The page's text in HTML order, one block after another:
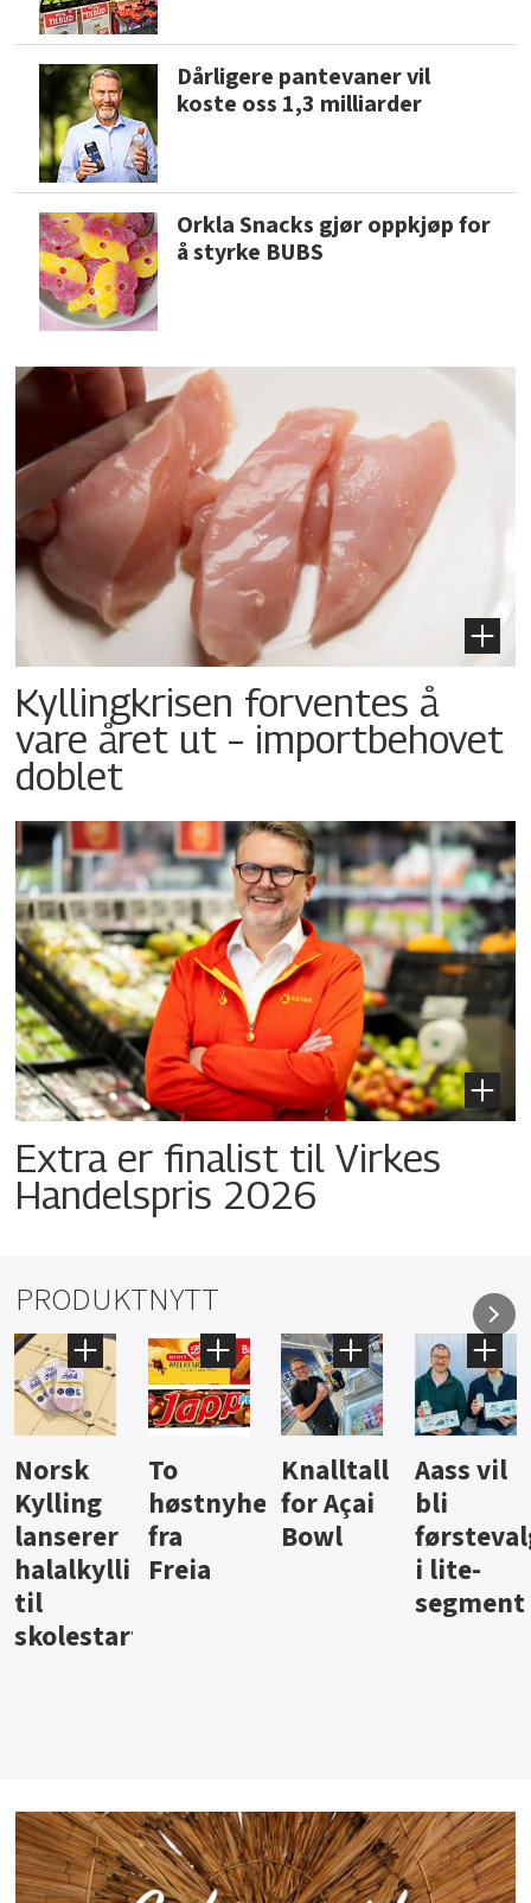
Dårligere pantevaner vil
koste oss 1,3 milliarder
Orkla Snacks gjør oppkjøp for
å styrke BUBS
Kyllingkrisen forventes å
vare året ut – importbehovet
doblet
Extra er finalist til Virkes
Handelspris 2026
PRODUKTNYTT
Knalltall
for Açai
Bowl
Aass vil
bli
førstevalg
i lite-
Brus og
jus fra
Berentsen
Hard
iste fra
Hansa